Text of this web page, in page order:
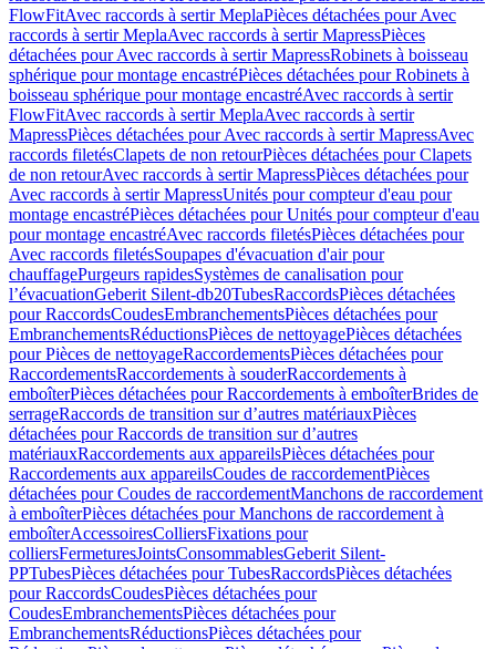
FlowFitAvec raccords à sertir MeplaPièces détachées pour Avec
raccords à sertir MeplaAvec raccords à sertir MapressPièces
détachées pour Avec raccords à sertir MapressRobinets à boisseau
sphérique pour montage encastréPièces détachées pour Robinets à
boisseau sphérique pour montage encastréAvec raccords à sertir
FlowFitAvec raccords à sertir MeplaAvec raccords à sertir
MapressPièces détachées pour Avec raccords à sertir MapressAvec
raccords filetésClapets de non retourPièces détachées pour Clapets
de non retourAvec raccords à sertir MapressPièces détachées pour
Avec raccords à sertir MapressUnités pour compteur d'eau pour
montage encastréPièces détachées pour Unités pour compteur d'eau
pour montage encastréAvec raccords filetésPièces détachées pour
Avec raccords filetésSoupapes d'évacuation d'air pour
chauffagePurgeurs rapidesSystèmes de canalisation pour
l’évacuationGeberit Silent-db20TubesRaccordsPièces détachées
pour RaccordsCoudesEmbranchementsPièces détachées pour
EmbranchementsRéductionsPièces de nettoyagePièces détachées
pour Pièces de nettoyageRaccordementsPièces détachées pour
RaccordementsRaccordements à souderRaccordements à
emboîterPièces détachées pour Raccordements à emboîterBrides de
serrageRaccords de transition sur d’autres matériauxPièces
détachées pour Raccords de transition sur d’autres
matériauxRaccordements aux appareilsPièces détachées pour
Raccordements aux appareilsCoudes de raccordementPièces
détachées pour Coudes de raccordementManchons de raccordement
à emboîterPièces détachées pour Manchons de raccordement à
emboîterAccessoiresColliersFixations pour
colliersFermeturesJointsConsommablesGeberit Silent-
PPTubesPièces détachées pour TubesRaccordsPièces détachées
pour RaccordsCoudesPièces détachées pour
CoudesEmbranchementsPièces détachées pour
EmbranchementsRéductionsPièces détachées pour